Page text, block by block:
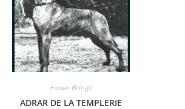
Fauve-Bringé
ADRAR DE LA TEMPLERIE